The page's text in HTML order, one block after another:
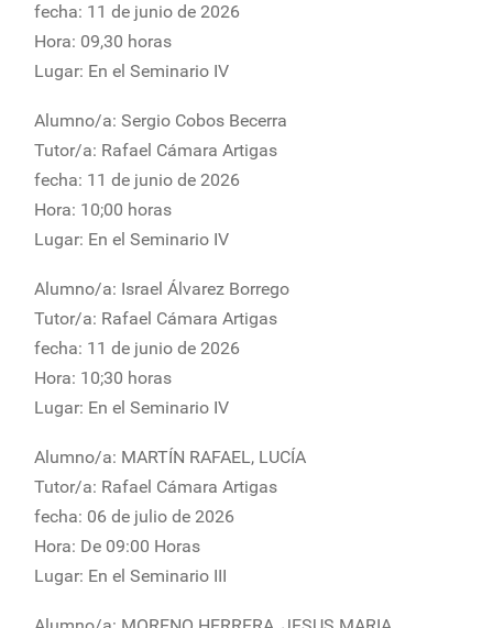
fecha: 11 de junio de 2026
Hora: 09,30 horas
Lugar: En el Seminario IV
Alumno/a: Sergio Cobos Becerra
Tutor/a: Rafael Cámara Artigas
fecha: 11 de junio de 2026
Hora: 10;00 horas
Lugar: En el Seminario IV
Alumno/a: Israel Álvarez Borrego
Tutor/a: Rafael Cámara Artigas
fecha: 11 de junio de 2026
Hora: 10;30 horas
Lugar: En el Seminario IV
Alumno/a: MARTÍN RAFAEL, LUCÍA
Tutor/a: Rafael Cámara Artigas
fecha: 06 de julio de 2026
Hora: De 09:00 Horas
Lugar: En el Seminario III